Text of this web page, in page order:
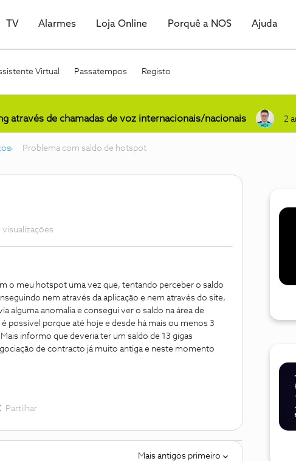
TV Alarmes Loja Online Porquê a NOS Ajuda
Virtual Passatempos Registo
através de chamadas de voz internacionais/nacionais 2
Problema com saldo de hotspot
visualizações
o meu hotspot uma vez que, tentando perceber o saldo
nem através da aplicação e nem através do site,
alguma anomalia e consegui ver o saldo na área de
possível porque até hoje e desde há mais ou menos 3
informo que deveria ter um saldo de 13 gigas
de contracto já muito antiga e neste momento
Partilhar
Mais antigos primeiro